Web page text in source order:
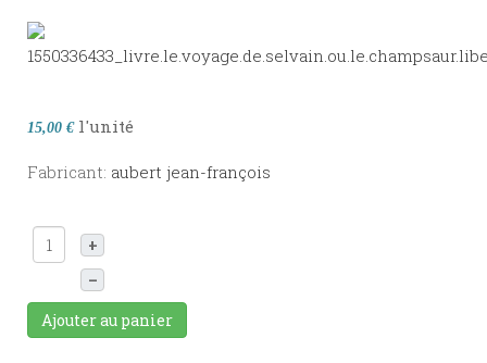
15,00 € l'unité
Fabricant: aubert jean-françois
+
–
Ajouter au panier